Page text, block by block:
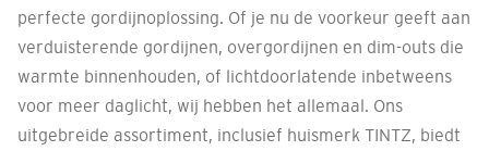
perfecte gordijnoplossing. Of je nu de voorkeur geeft aan
verduisterende gordijnen, overgordijnen en dim-outs die
warmte binnenhouden, of lichtdoorlatende inbetweens
voor meer daglicht, wij hebben het allemaal. Ons
uitgebreide assortiment, inclusief huismerk TINTZ, biedt